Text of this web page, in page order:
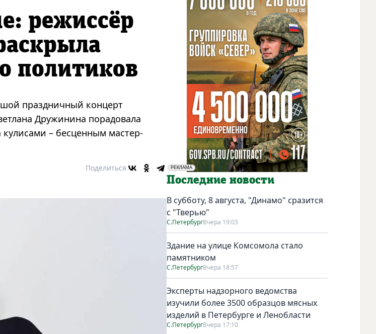
режиссёр
политиков
праздничный концерт
Дружинина порадовала
– бесценным мастер-
Поделиться РЕКЛАМА
Социальная реклама
Последние новости
В субботу, 8 августа, "Динамо" сразится
с "Тверью"
С.ПетербургВчера 19:03
Здание на улице Комсомола стало
памятником
С.ПетербургВчера 18:57
Эксперты надзорного ведомства
изучили более 3500 образцов мясных
изделий в Петербурге и Ленобласти
С.ПетербургВчера 17:10